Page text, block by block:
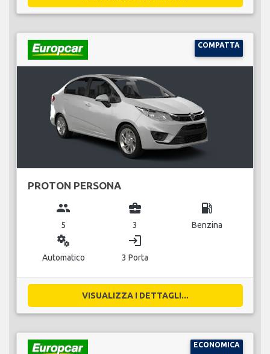
COMPATTA
PROTON PERSONA
group
5
business_center
3
local_gas_station
Benzina
miscellaneous_services
Automatico
login
3 Porta
VISUALIZZA I DETTAGLI...
ECONOMICA